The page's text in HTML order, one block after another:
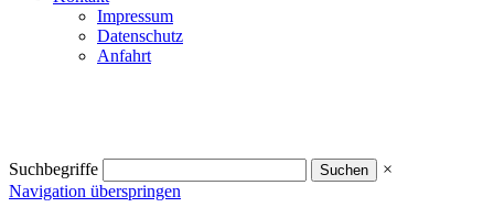
Impressum
Datenschutz
Anfahrt
Suchbegriffe
×
Navigation überspringen